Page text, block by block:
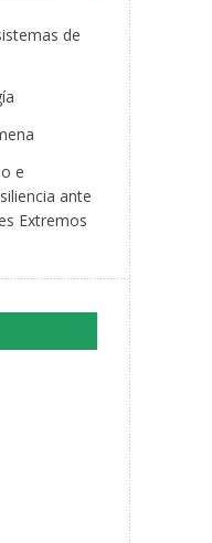
de
e
ante
Extremos